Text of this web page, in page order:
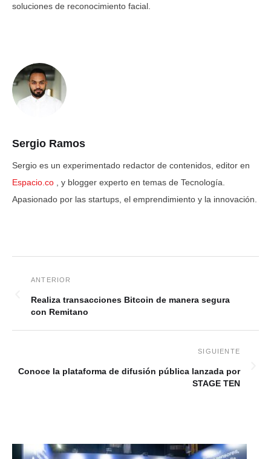
soluciones de reconocimiento facial.
Sergio Ramos
Sergio es un experimentado redactor de contenidos, editor en
Espacio.co
, y blogger experto en temas de Tecnología.
Apasionado por las startups, el emprendimiento y la innovación.
Realiza transacciones Bitcoin de manera segura
con Remitano
Conoce la plataforma de difusión pública lanzada por
STAGE TEN